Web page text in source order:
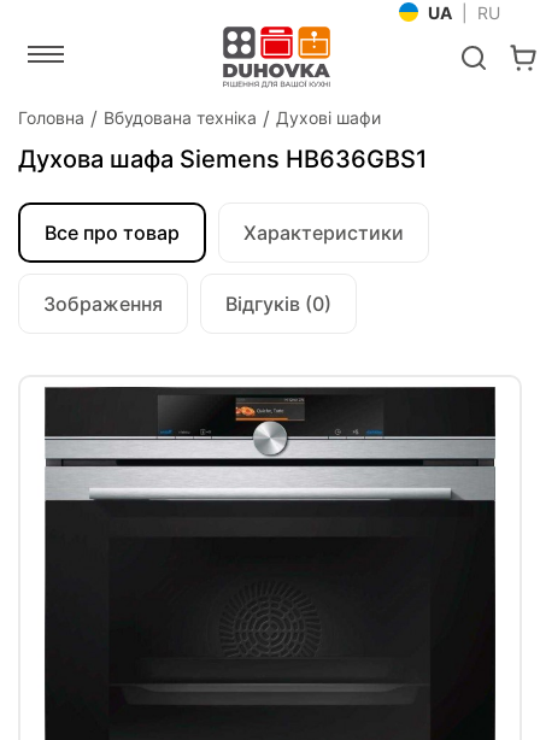
UA RU
Головна Вбудована техніка Духові шафи
Духова шафа Siemens HB636GBS1
Все про товар Характеристики
Зображення Відгуків (0)